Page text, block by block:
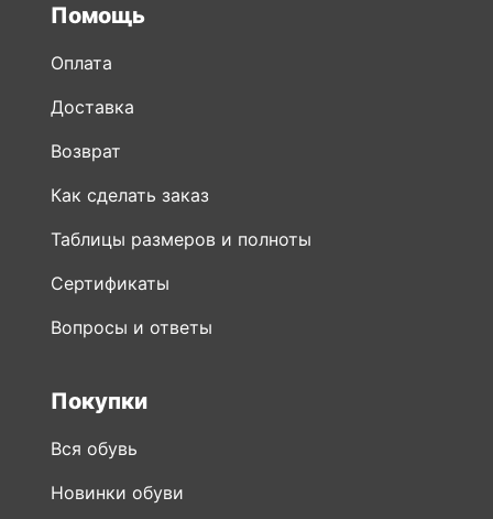
Помощь
Оплата
Доставка
Возврат
Как сделать заказ
Таблицы размеров и полноты
Сертификаты
Вопросы и ответы
Покупки
Вся обувь
Новинки обуви